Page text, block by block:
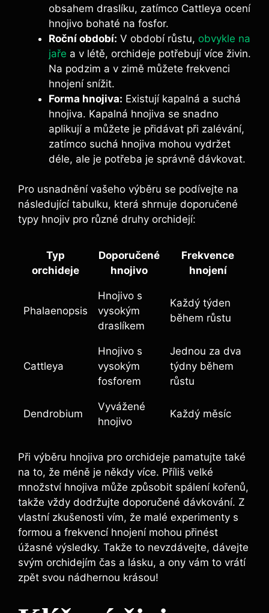
obsahem ⁢draslíku, ⁣zatímco Cattleya‌ ocení⁢
hnojivo​ bohaté ​na fosfor.
Roční⁢ období: V období růstu, obvykle na
jaře a⁣ v létě, orchideje potřebují více ⁤živin.
Na podzim a v zimě můžete frekvenci
hnojení snížit.
Forma hnojiva: ⁢Existují kapalná a suchá
hnojiva. ‍Kapalná hnojiva ⁢se snadno
aplikují a můžete je přidávat při zalévání,
zatímco suchá hnojiva mohou vydržet
déle, ⁣ale je potřeba je správně dávkovat.
Pro ‌usnadnění vašeho‌ výběru se podívejte na
následující ‍tabulku, která shrnuje doporučené
typy hnojiv ‍pro různé druhy orchidejí:
Typ⁢
orchideje
Doporučené
⁢hnojivo
Frekvence‍
hnojení
Phalaenopsis
Hnojivo ⁢s
vysokým
⁤draslíkem
Každý⁣ týden
⁢během ⁤růstu
Cattleya
Hnojivo s ​
vysokým
fosforem
Jednou za dva
týdny⁢ během
růstu
Dendrobium
Vyvážené
‌hnojivo
Každý ‌měsíc
Při ⁢výběru hnojiva⁤ pro orchideje pamatujte také​
na to,⁢ že ‍méně⁣ je někdy více. Příliš velké
množství hnojiva ‌může způsobit spálení kořenů,
takže vždy dodržujte ⁢doporučené dávkování.⁣ Z
vlastní zkušenosti vím, ‍že malé ‌experimenty s
formou ‍a frekvencí hnojení mohou přinést
úžasné výsledky.‍ Takže⁣ to nevzdávejte, ⁤dávejte
svým orchidejím čas a lásku, a ony vám to vrátí
zpět⁢ svou nádhernou‍ krásou!